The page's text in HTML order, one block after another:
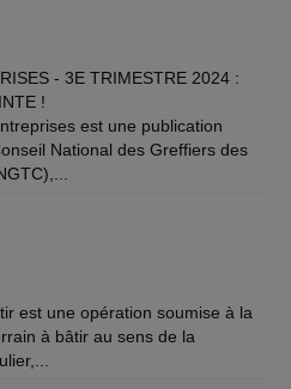
- 3E TRIMESTRE 2024 :
!
est une publication
National des Greffiers des
est une opération soumise à la
à bâtir au sens de la